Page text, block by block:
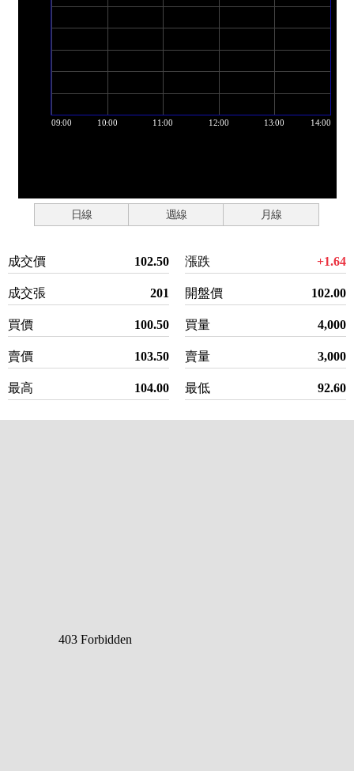
日線 週線 月線
成交價 102.50
成交張 201
買價 100.50
賣價 103.50
最高 104.00
漲跌 +1.64
開盤價 102.00
買量 4,000
賣量 3,000
最低 92.60